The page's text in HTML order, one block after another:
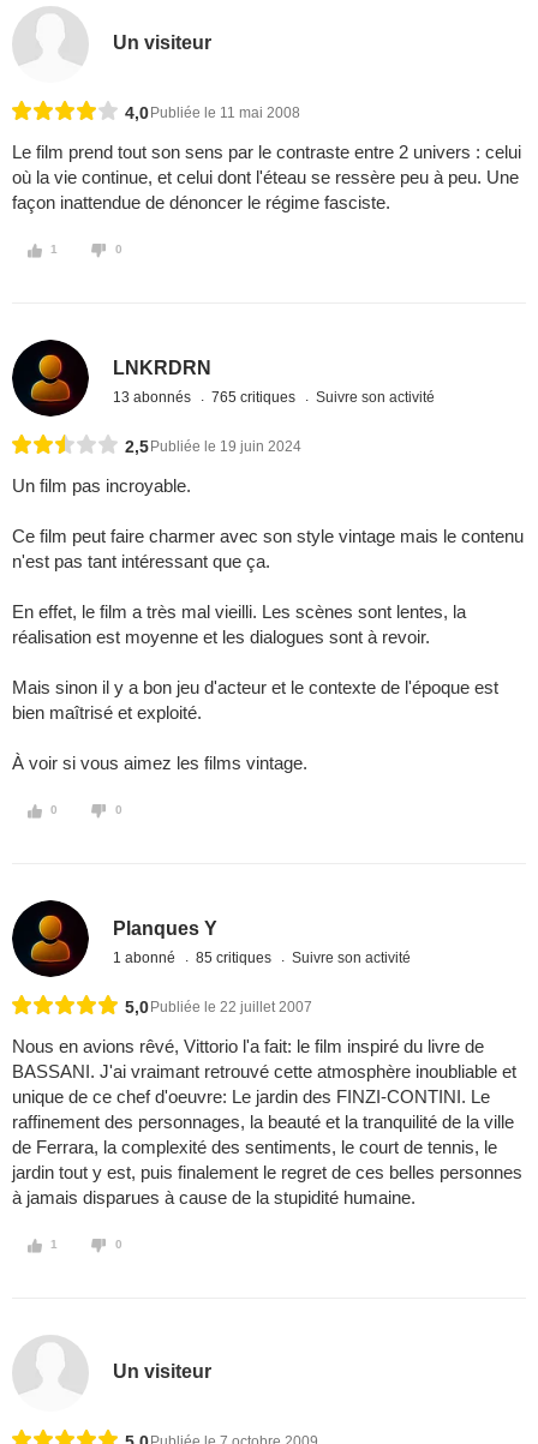
Un visiteur
4,0 Publiée le 11 mai 2008
Le film prend tout son sens par le contraste entre 2 univers : celui
où la vie continue, et celui dont l'éteau se ressère peu à peu. Une
façon inattendue de dénoncer le régime fasciste.
1 0
LNKRDRN
13 abonnés 765 critiques Suivre son activité
2,5 Publiée le 19 juin 2024
Un film pas incroyable.
Ce film peut faire charmer avec son style vintage mais le contenu
n'est pas tant intéressant que ça.
En effet, le film a très mal vieilli. Les scènes sont lentes, la
réalisation est moyenne et les dialogues sont à revoir.
Mais sinon il y a bon jeu d'acteur et le contexte de l'époque est
bien maîtrisé et exploité.
À voir si vous aimez les films vintage.
0 0
Planques Y
1 abonné 85 critiques Suivre son activité
5,0 Publiée le 22 juillet 2007
Nous en avions rêvé, Vittorio l'a fait: le film inspiré du livre de
BASSANI. J'ai vraimant retrouvé cette atmosphère inoubliable et
unique de ce chef d'oeuvre: Le jardin des FINZI-CONTINI. Le
raffinement des personnages, la beauté et la tranquilité de la ville
de Ferrara, la complexité des sentiments, le court de tennis, le
jardin tout y est, puis finalement le regret de ces belles personnes
à jamais disparues à cause de la stupidité humaine.
1 0
Un visiteur